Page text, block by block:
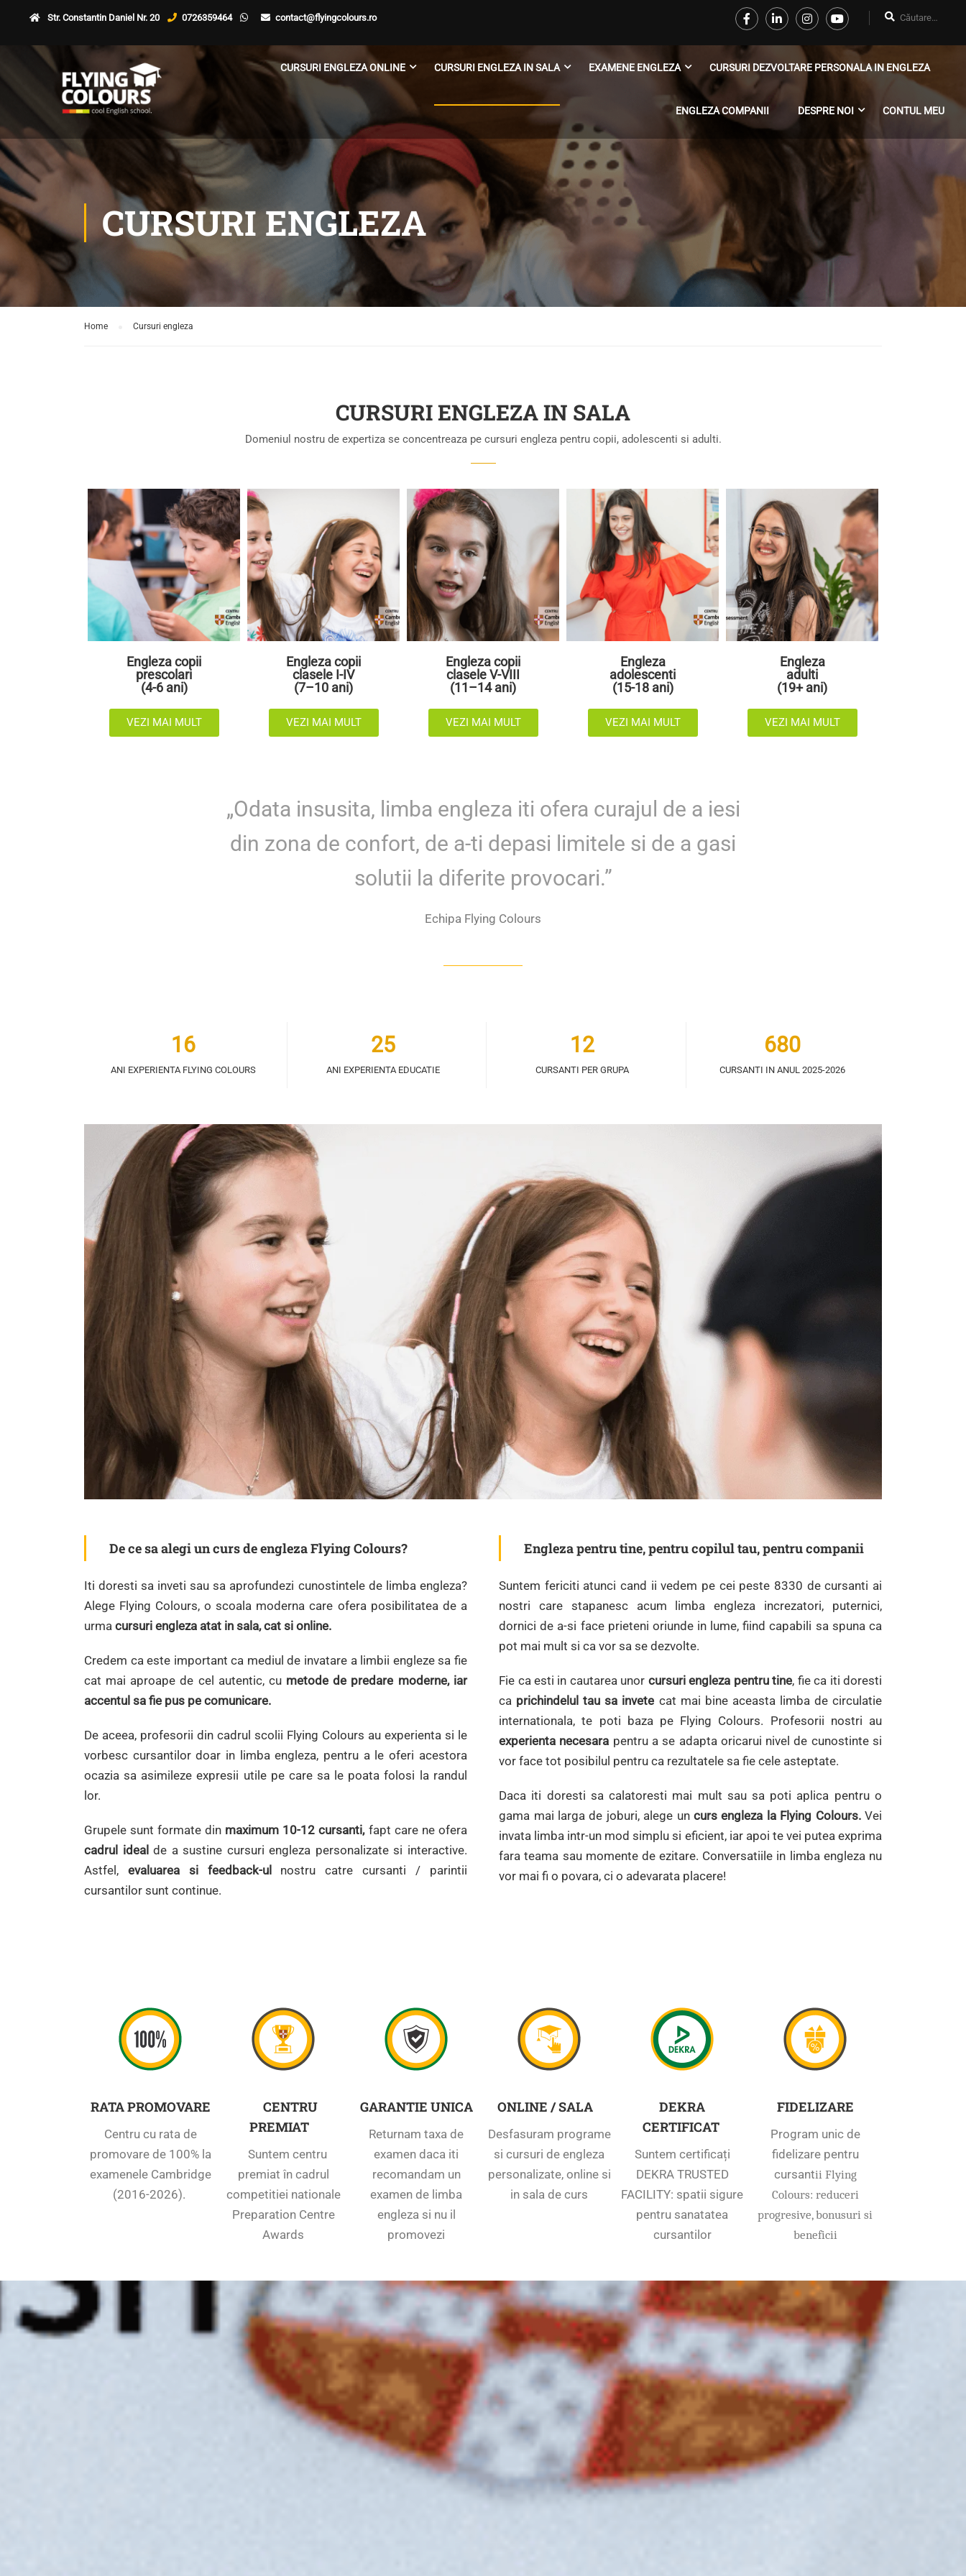
Str. Constantin Daniel Nr. 20 0726359464 contact@flyingcolours.ro
CURSURI ENGLEZA ONLINE CURSURI ENGLEZA IN SALA EXAMENE ENGLEZA CURSURI DEZVOLTARE PERSONALA IN ENGLEZA
ENGLEZA COMPANII DESPRE NOI CONTUL MEU
CURSURI ENGLEZA
Home Cursuri engleza
CURSURI ENGLEZA IN SALA
Domeniul nostru de expertiza se concentreaza pe cursuri engleza pentru copii, adolescenti si adulti.
Engleza copii
prescolari
(4-6 ani)
VEZI MAI MULT
Engleza copii
clasele I-IV
(7–10 ani)
VEZI MAI MULT
Engleza copii
clasele V-VIII
(11–14 ani)
VEZI MAI MULT
Engleza
adolescenti
(15-18 ani)
VEZI MAI MULT
Engleza
adulti
(19+ ani)
VEZI MAI MULT
„Odata insusita, limba engleza iti ofera curajul de a iesi
din zona de confort, de a-ti depasi limitele si de a gasi
solutii la diferite provocari.”
Echipa Flying Colours
16
ANI EXPERIENTA FLYING COLOURS
25
ANI EXPERIENTA EDUCATIE
12
CURSANTI PER GRUPA
680
CURSANTI IN ANUL 2025-2026
De ce sa alegi un curs de engleza Flying Colours?
Iti doresti sa inveti sau sa aprofundezi cunostintele de limba engleza?
Alege Flying Colours, o scoala moderna care ofera posibilitatea de a
urma cursuri engleza atat in sala, cat si online.
Credem ca este important ca mediul de invatare a limbii engleze sa fie
cat mai aproape de cel autentic, cu metode de predare moderne, iar
accentul sa fie pus pe comunicare.
De aceea, profesorii din cadrul scolii Flying Colours au experienta si le
vorbesc cursantilor doar in limba engleza, pentru a le oferi acestora
ocazia sa asimileze expresii utile pe care sa le poata folosi la randul
lor.
Grupele sunt formate din maximum 10-12 cursanti,fapt care ne ofera
cadrul idealde a sustine cursuri engleza personalizate si interactive.
Astfel, evaluarea si feedback-ulnostru catre cursanti / parintii
cursantilor sunt continue.
Engleza pentru tine, pentru copilul tau, pentru companii
Suntem fericiti atunci cand ii vedem pe cei peste 8330 de cursanti ai
nostri care stapanesc acum limba engleza increzatori, puternici,
dornici de a-si face prieteni oriunde in lume, fiind capabili sa spuna ca
pot mai mult si ca vor sa se dezvolte.
Fie ca esti in cautarea unor cursuri engleza pentru tine, fie ca iti doresti
ca prichindelul tau sa invete cat mai bine aceasta limba de circulatie
internationala, te poti baza pe Flying Colours. Profesorii nostri au
experienta necesara pentru a se adapta oricarui nivel de cunostinte si
vor face tot posibilul pentru ca rezultatele sa fie cele asteptate.
Daca iti doresti sa calatoresti mai mult sau sa poti aplica pentru o
gama mai larga de joburi, alege un curs engleza la Flying Colours.Vei
invata limba intr-un mod simplu si eficient, iar apoi te vei putea exprima
fara teama sau momente de ezitare. Conversatiile in limba engleza nu
vor mai fi o povara, ci o adevarata placere!
RATA PROMOVARE
Centru cu rata de
promovare de 100% la
examenele Cambridge
(2016-2026).
CENTRU
PREMIAT
Suntem centru
premiat în cadrul
competitiei nationale
Preparation Centre
Awards
GARANTIE UNICA
Returnam taxa de
examen daca iti
recomandam un
examen de limba
engleza si nu il
promovezi
ONLINE / SALA
Desfasuram programe
si cursuri de engleza
personalizate, online si
in sala de curs
DEKRA
CERTIFICAT
Suntem certificați
DEKRA TRUSTED
FACILITY: spatii sigure
pentru sanatatea
cursantilor
FIDELIZARE
Program unic de
fidelizare pentru
cursantii Flying
Colours: reduceri
progresive, bonusuri si
beneficii